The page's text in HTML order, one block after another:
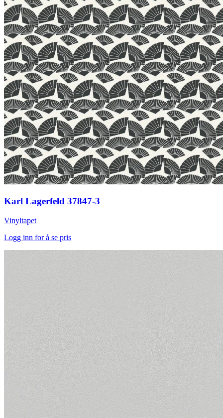
Karl Lagerfeld 37847-3
Vinyltapet
Logg inn for å se pris